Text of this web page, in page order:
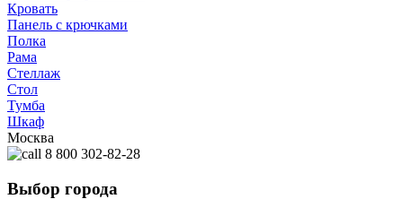
Кровать
Панель с крючками
Полка
Рама
Стеллаж
Стол
Тумба
Шкаф
Москва
8 800 302-82-28
Выбор города